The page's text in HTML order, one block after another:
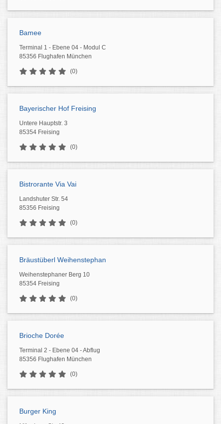
Bamee
Terminal 1 - Ebene 04 - Modul C
85356 Flughafen München
(0)
Bayerischer Hof Freising
Untere Hauptstr. 3
85354 Freising
(0)
Bistrorante Via Vai
Landshuter Str. 54
85356 Freising
(0)
Bräustüberl Weihenstephan
Weihenstephaner Berg 10
85354 Freising
(0)
Brioche Dorée
Terminal 2 - Ebene 04 - Abflug
85356 Flughafen München
(0)
Burger King